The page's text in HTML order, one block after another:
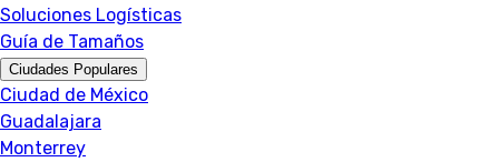
Soluciones Logísticas
Guía de Tamaños
Ciudades Populares
Ciudad de México
Guadalajara
Monterrey